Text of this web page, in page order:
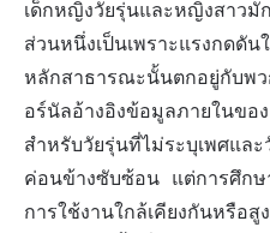
เด็กหญิงวัยรุ่นและหญิงสาวมั
ส่วนหนึ่งเป็นเพราะแรงกดดั
หลักสาธารณะนั้นตกอยู่กับพ
อร์นัลอ้างอิงข้อมูลภายในข
สำหรับวัยรุ่นที่ไม่ระบุเพศแล
ค่อนข้างซับซ้อน แต่การศึกษ
การใช้งานใกล้เคียงกันหรื